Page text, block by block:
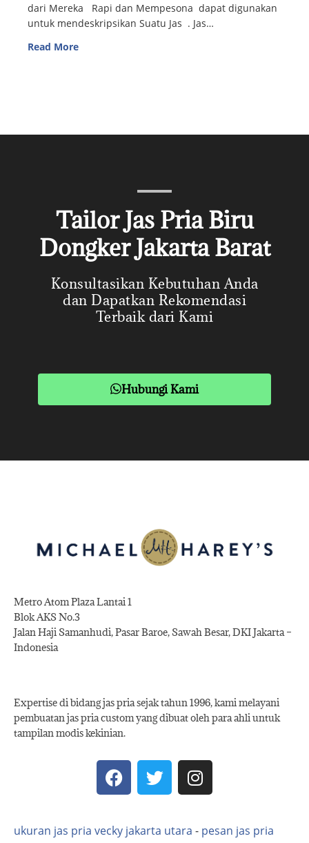
dari Mereka Rapi dan Mempesona dapat digunakan
untuk mendeskripsikan Suatu Jas . Jas…
Read More
Tailor Jas Pria Biru
Dongker Jakarta Barat
Konsultasikan Kebutuhan Anda
dan Dapatkan Rekomendasi
Terbaik dari Kami
Hubungi Kami
Metro Atom Plaza Lantai 1
Blok AKS No.3
Jalan Haji Samanhudi, Pasar Baroe, Sawah Besar, DKI Jakarta –
Indonesia
Expertise di bidang jas pria sejak tahun 1996, kami melayani
pembuatan jas pria custom yang dibuat oleh para ahli untuk
tampilan modis kekinian.
ukuran jas pria vecky jakarta utara - pesan jas pria